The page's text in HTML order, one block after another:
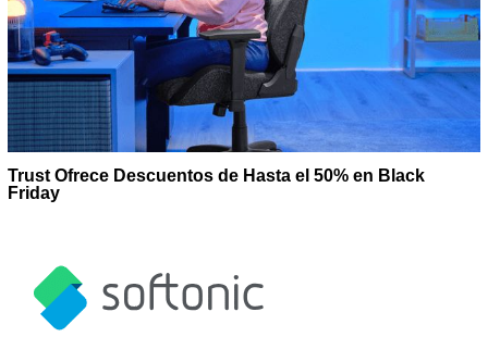
Trust Ofrece Descuentos de Hasta el 50% en Black
Friday